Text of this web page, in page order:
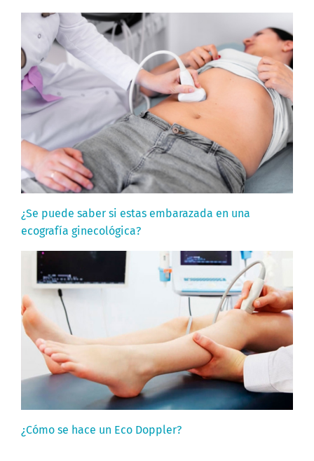
¿Se puede saber si estas embarazada en una
ecografía ginecológica?
¿Cómo se hace un Eco Doppler?